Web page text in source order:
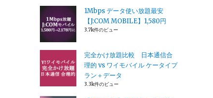
1Mbps データ使い放題最安
【J:COM MOBILE】1,580円
3.7k件のビュー
完全かけ放題比較 日本通信合
理的 vs ワイモバイル ケータイプ
ラン＋データ
3.3k件のビュー